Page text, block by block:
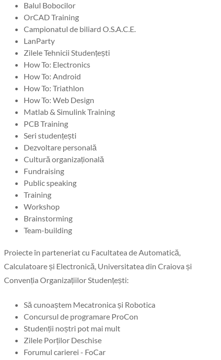
Balul Bobocilor
OrCAD Training
Campionatul de biliard O.S.A.C.E.
LanParty
Zilele Tehnicii Studențești
How To: Electronics
How To: Android
How To: Triathlon
How To: Web Design
Matlab & Simulink Training
PCB Training
Seri studențești
Dezvoltare personală
Cultură organizațională
Fundraising
Public speaking
Training
Workshop
Brainstorming
Team-building
Proiecte în parteneriat cu Facultatea de Automatică,
Calculatoare și Electronică, Universitatea din Craiova și
Convenția Organizațiilor Studențești:
Să cunoaștem Mecatronica și Robotica
Concursul de programare ProCon
Studenții noștri pot mai mult
Zilele Porților Deschise
Forumul carierei - FoCar